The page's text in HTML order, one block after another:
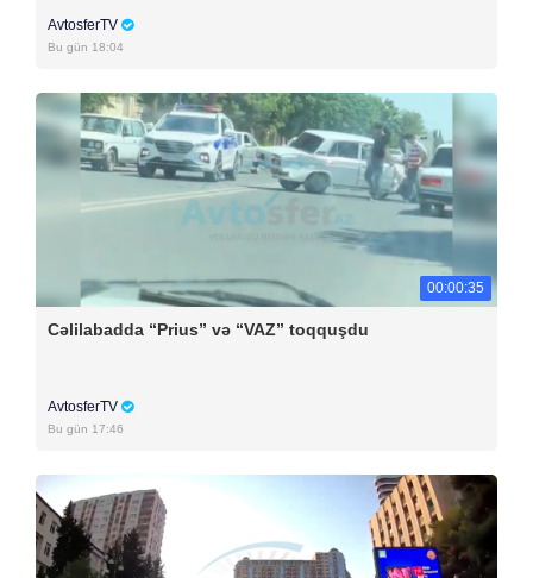
AvtosferTV
Bu gün 18:04
00:00:35
Cəlilabadda “Prius” və “VAZ” toqquşdu
AvtosferTV
Bu gün 17:46